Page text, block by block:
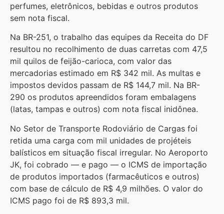
perfumes, eletrônicos, bebidas e outros produtos
sem nota fiscal.
Na BR-251, o trabalho das equipes da Receita do DF
resultou no recolhimento de duas carretas com 47,5
mil quilos de feijão-carioca, com valor das
mercadorias estimado em R$ 342 mil. As multas e
impostos devidos passam de R$ 144,7 mil. Na BR-
290 os produtos apreendidos foram embalagens
(latas, tampas e outros) com nota fiscal inidônea.
No Setor de Transporte Rodoviário de Cargas foi
retida uma carga com mil unidades de projéteis
balísticos em situação fiscal irregular. No Aeroporto
JK, foi cobrado — e pago — o ICMS de importação
de produtos importados (farmacêuticos e outros)
com base de cálculo de R$ 4,9 milhões. O valor do
ICMS pago foi de R$ 893,3 mil.